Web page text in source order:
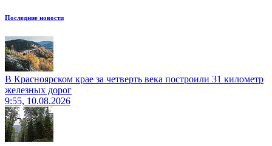
Последние новости
В Красноярском крае за четверть века построили 31 километр
железных дорог
9:55, 10.08.2026